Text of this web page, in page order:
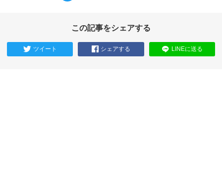
この記事をシェアする
ツイート シェアする LINEに送る